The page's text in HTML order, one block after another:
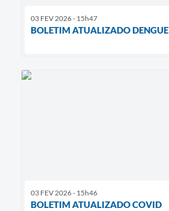
03 FEV 2026 - 15h47
BOLETIM ATUALIZADO DENGUE
03 FEV 2026 - 15h46
BOLETIM ATUALIZADO COVID